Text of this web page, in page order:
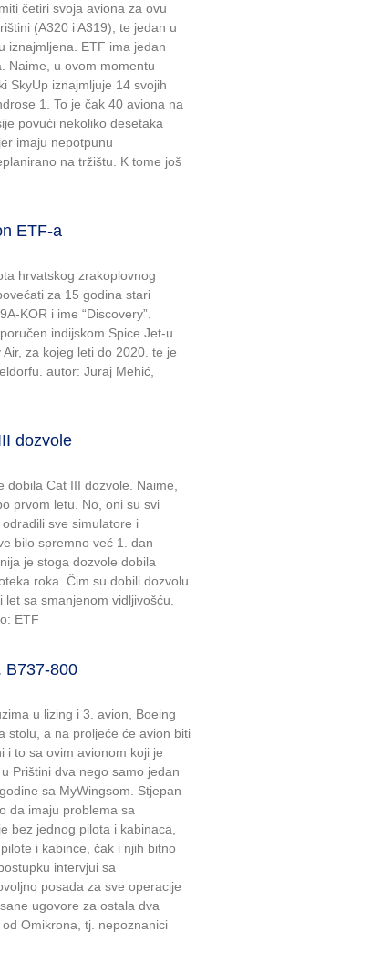
četiri svoja aviona za ovu
(A320 i A319), te jedan u
iznajmljena. ETF ima jedan
Naime, u ovom momentu
SkyUp iznajmljuje 14 svojih
1. To je čak 40 aviona na
povući nekoliko desetaka
imaju nepotpunu
na tržištu. K tome još
ETF-a
hrvatskog zrakoplovnog
za 15 godina stari
KOR i ime “Discovery”.
indijskom Spice Jet-u.
za kojeg leti do 2020. te je
autor: Juraj Mehić,
dozvole
dobila Cat III dozvole. Naime,
prvom letu. No, oni su svi
sve simulatore i
bilo spremno već 1. dan
je stoga dozvole dobila
roka. Čim su dobili dozvolu
sa smanjenom vidljivošću.
ETF
B737-800
u lizing i 3. avion, Boeing
stolu, a na proljeće će avion biti
i to sa ovim avionom koji je
Prištini dva nego samo jedan
sa MyWingsom. Stjepan
da imaju problema sa
bez jednog pilota i kabinaca,
i kabince, čak i njih bitno
intervjui sa
posada za sve operacije
ugovore za ostala dva
Omikrona, tj. nepoznanici